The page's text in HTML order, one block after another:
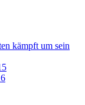
kämpft um sein